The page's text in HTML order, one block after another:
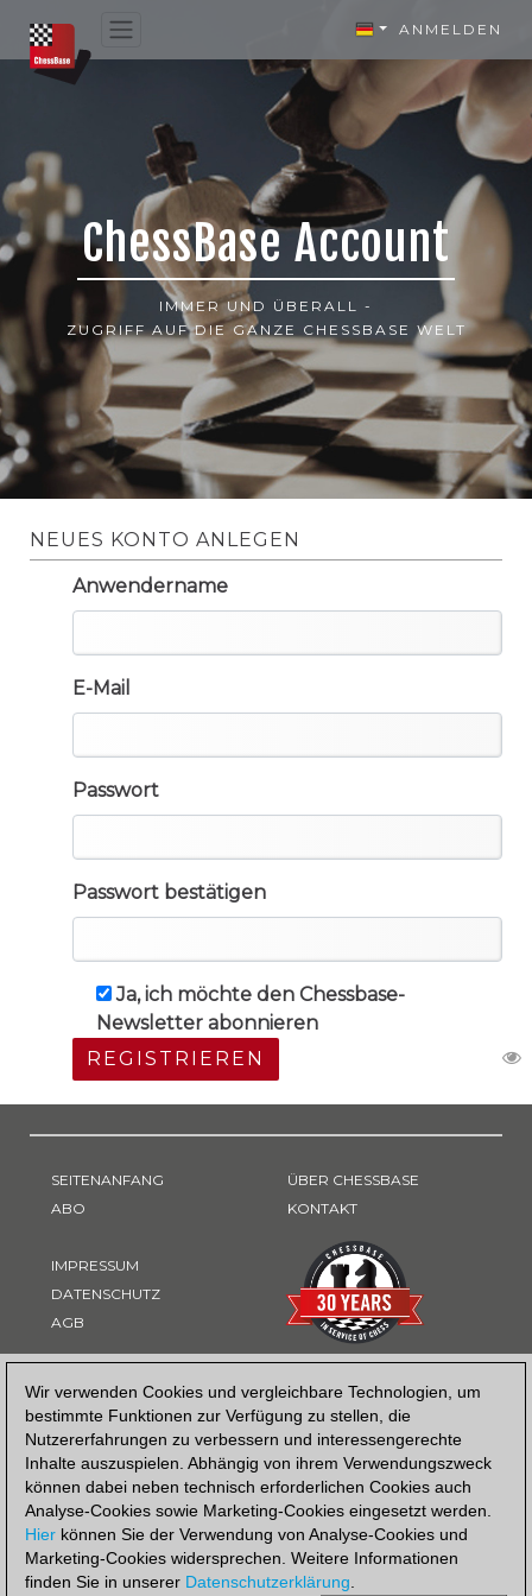
Wir verwenden Cookies und vergleichbare Technologien, um
bestimmte Funktionen zur Verfügung zu stellen, die
Nutzererfahrungen zu verbessern und interessengerechte
Inhalte auszuspielen. Abhängig von ihrem Verwendungszweck
können dabei neben technisch erforderlichen Cookies auch
Analyse-Cookies sowie Marketing-Cookies eingesetzt werden.
Hier können Sie der Verwendung von Analyse-Cookies und
Marketing-Cookies widersprechen. Weitere Informationen
finden Sie in unserer Datenschutzerklärung.
ANMELDEN
ChessBase Account
IMMER UND ÜBERALL -
ZUGRIFF AUF DIE GANZE CHESSBASE WELT
NEUES KONTO ANLEGEN
Anwendername
E-Mail
Passwort
Passwort bestätigen
Ja, ich möchte den Chessbase-
Newsletter abonnieren
REGISTRIEREN
SEITENANFANG
ABO
IMPRESSUM
DATENSCHUTZ
AGB
ÜBER CHESSBASE
KONTAKT
ZAHLUNGSART